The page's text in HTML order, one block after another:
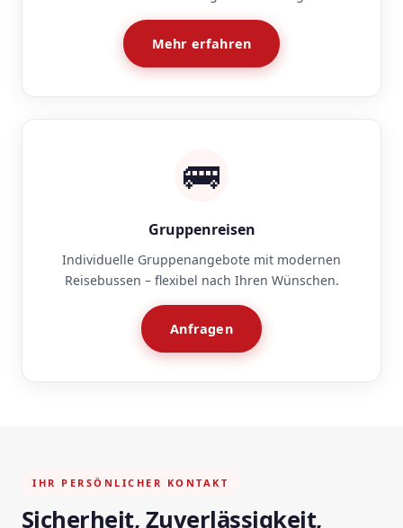
Mehr erfahren
🚌
Gruppenreisen
Individuelle Gruppenangebote mit modernen
Reisebussen – flexibel nach Ihren Wünschen.
Anfragen
IHR PERSÖNLICHER KONTAKT
Sicherheit, Zuverlässigkeit,